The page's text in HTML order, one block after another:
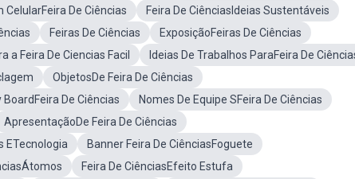
CelularFeira De Ciências
Feira De CiênciasIdeias Sustentáveis
Feiras De Ciências
ExposiçãoFeiras De Ciências
a Feira De Ciencias Facil
Ideias De Trabalhos ParaFeira De
ObjetosDe Feira De Ciências
BoardFeira De Ciências
Nomes De Equipe SFeira De Ciências
ApresentaçãoDe Feira De Ciências
ETecnologia
Banner Feira De CiênciasFoguete
Feira De CiênciasEfeito Estufa